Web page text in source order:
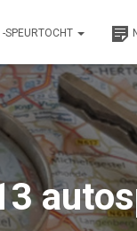
-SPEURTOCHT